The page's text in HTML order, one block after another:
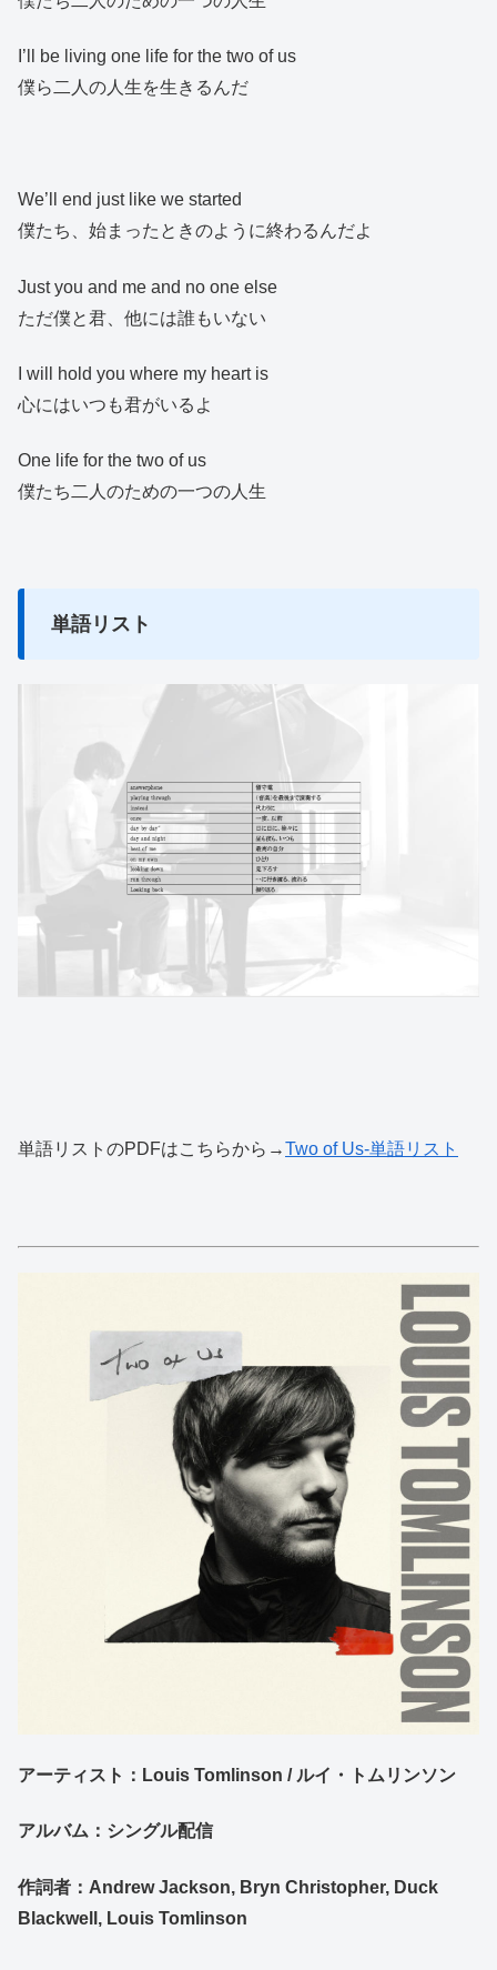
I’ll be living one life for the two of us
僕ら二人の人生を生きるんだ
We’ll end just like we started
僕たち、始まったときのように終わるんだよ
Just you and me and no one else
ただ僕と君、他には誰もいない
I will hold you where my heart is
心にはいつも君がいるよ
One life for the two of us
僕たち二人のための一つの人生
単語リスト
単語リストのPDFはこちらから→Two of Us-単語リスト
アーティスト： Louis Tomlinson / ルイ・トムリンソン
アルバム：シングル配信
作詞者：Andrew Jackson, Bryn Christopher, Duck
Blackwell, Louis Tomlinson